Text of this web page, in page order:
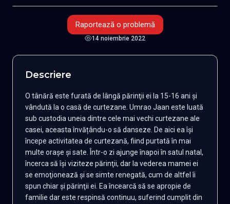
14 noiembrie 2022
Raportează o problemă
Descriere
O tânără este furată de lângă părinţii ei la 15-16 ani şi
vândută la o casă de curtezane. Umrao Jaan este luată
sub custodia uneia dintre cele mai vechi curtezane ale
casei, aceasta învățându-o să danseze. De aici ea îşi
începe activitatea de curtezană, fiind purtată în mai
multe oraşe şi sate. Într-o zi ajunge înapoi în satul natal,
încerca să îşi viziteze părinţii, dar la vederea mamei ei
se emoţionează şi se simte renegată, cum de altfel îi
spun chiar şi părinţii ei. Ea încearcă să se apropie de
familie dar este respinsă continuu, suferind cumplit din